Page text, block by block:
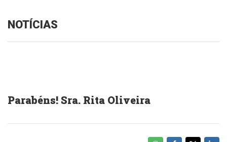
NOTÍCIAS
Parabéns! Sra. Rita Oliveira